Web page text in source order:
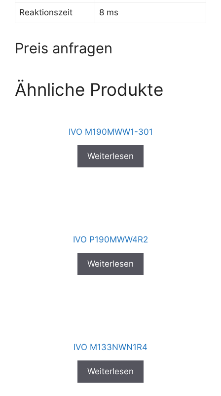
Reaktionszeit 8 ms
Preis anfragen
Ähnliche Produkte
IVO M190MWW1-301
Weiterlesen
IVO P190MWW4R2
Weiterlesen
IVO M133NWN1R4
Weiterlesen